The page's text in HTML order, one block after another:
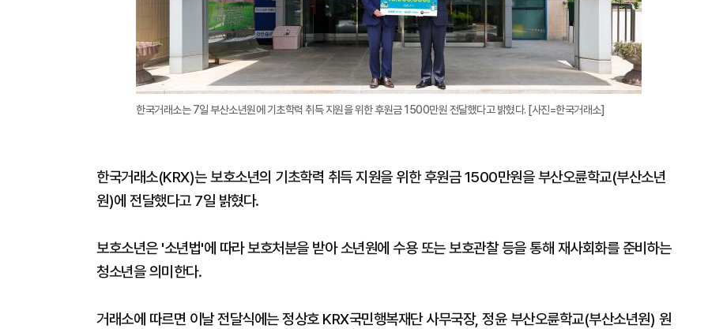
한국거래소는 7일 부산소년원에 기초학력 취득 지원을 위한 후원금 1500만원 전달했다고 밝혔다. [사진=한국거래소]
한국거래소(KRX)는 보호소년의 기초학력 취득 지원을 위한 후원금 1500만원을 부산오륜학교(부산소년
원)에 전달했다고 7일 밝혔다.
보호소년은 '소년법'에 따라 보호처분을 받아 소년원에 수용 또는 보호관찰 등을 통해 재사회화를 준비하는
청소년을 의미한다.
거래소에 따르면 이날 전달식에는 정상호 KRX국민행복재단 사무국장, 정윤 부산오륜학교(부산소년원) 원